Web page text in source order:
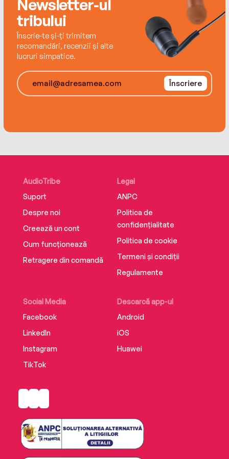
Newsletter-ul
tribului
Înscrie-te și-ți trimitem
recomandări, recenzii și alte
lucruri simpatice.
Înscriere
AudioTribe
Suport
Despre noi
Creează un cont
Cum funcționează
Retragere din comandă
Social Media
Facebook
LinkedIn
Instagram
TikTok
Descarcă app-ul
Android
iOS
Huawei
Legal
ANPC
Politica de
confidențialitate
Politica de cookie
Termeni și condiții
Regulamente